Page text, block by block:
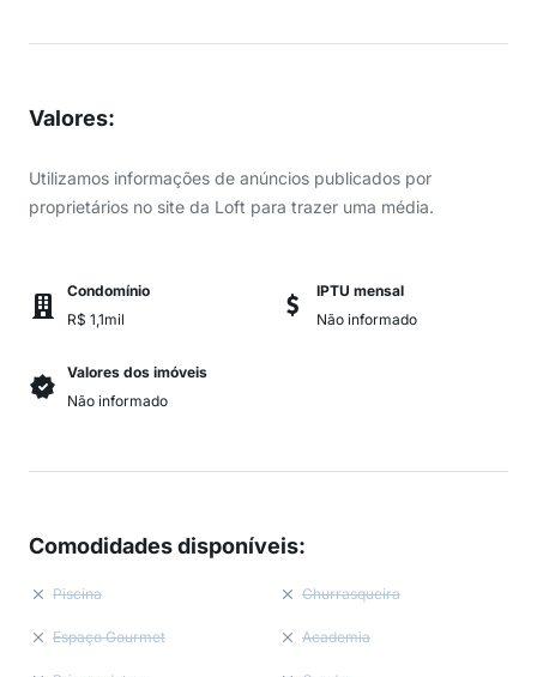
Valores:
Utilizamos informações de anúncios publicados por
proprietários no site da Loft para trazer uma média.
Condomínio
R$ 1,1mil
IPTU mensal
Não informado
Valores dos imóveis
Não informado
Comodidades disponíveis:
Piscina Churrasqueira
Espaço Gourmet Academia